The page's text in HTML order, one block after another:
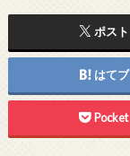
ポスト
はてブ
Pocket